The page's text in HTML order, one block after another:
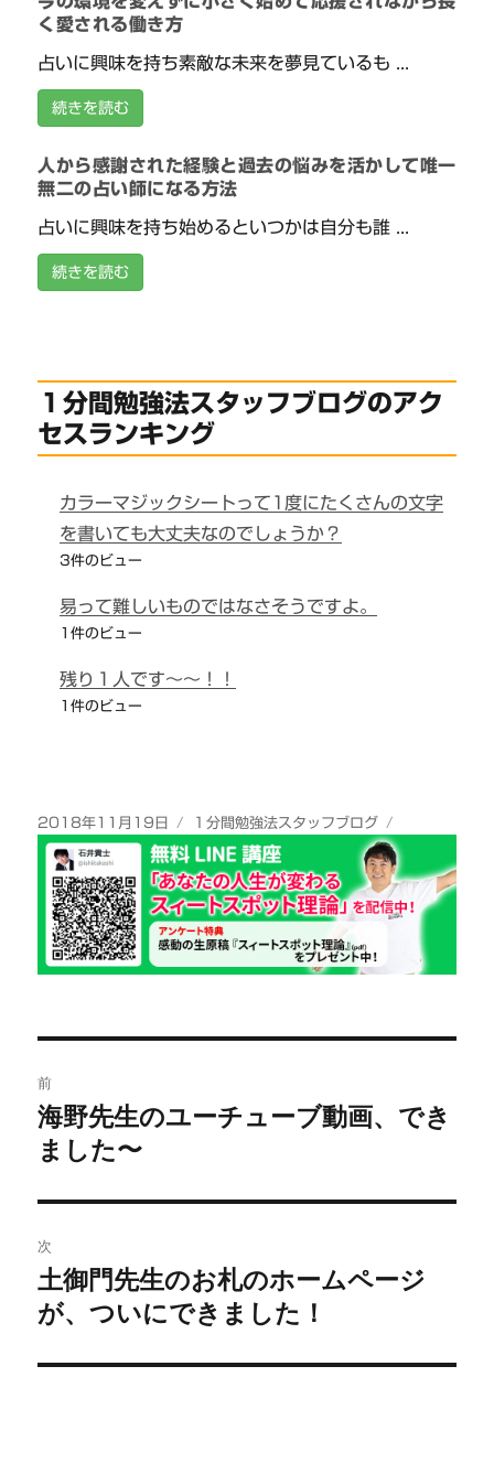
く愛される働き方
占いに興味を持ち素敵な未来を夢見ているも ...
続きを読む
人から感謝された経験と過去の悩みを活かして唯一
無二の占い師になる方法
占いに興味を持ち始めるといつかは自分も誰 ...
続きを読む
１分間勉強法スタッフブログのアク
セスランキング
カラーマジックシートって1度にたくさんの文字
を書いても大丈夫なのでしょうか？
3件のビュー
易って難しいものではなさそうですよ。
1件のビュー
残り１人です～～！！
1件のビュー
投
稿
2018年11月19日
カ
テ
ゴ
リ
１分間勉強法スタッフブログ
稿
ナ
ビ
ゲ
ー
前
前
の
稿:
海野先生のユーチューブ動画、でき
ました〜
次
次
の
稿:
土御門先生のお札のホームページ
が、ついにできました！